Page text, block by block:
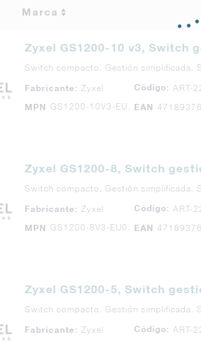
Marca
Zyxel GS1200-10 v3, Switch
Switch compacto. Gestión simplificada.
Fabricante: Zyxel Código: ART-
MPN
GS1200-10V3-EU0101FEAN
Zyxel GS1200-8, Switch
Switch compacto. Gestión simplificada.
Fabricante: Zyxel Código: ART-
MPN
GS1200-8V3-EU0101FEAN
Zyxel GS1200-5, Switch
Switch compacto. Gestión simplificada.
Fabricante: Zyxel Código: ART-